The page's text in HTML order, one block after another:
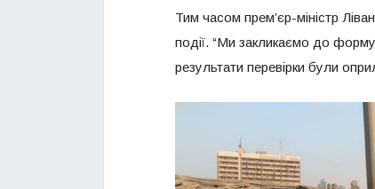
Тим часом прем’єр-міністр
події. “Ми закликаємо до
результати перевірки були